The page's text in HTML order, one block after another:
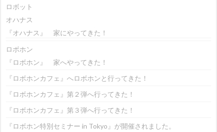
ロボット
オハナス
『オハナス』 家にやってきた！
ロボホン
『ロボホン』 家へやってきた！
『ロボホンカフェ』へロボホンと行ってきた！
『ロボホンカフェ』第２弾へ行ってきた！
『ロボホンカフェ』第３弾へ行ってきた！
『ロボホン特別セミナー in Tokyo』が開催されました。